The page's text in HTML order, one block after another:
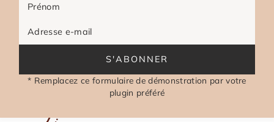
Prénom
Adresse e-mail
S'ABONNER
* Remplacez ce formulaire de démonstration par votre
plugin préféré